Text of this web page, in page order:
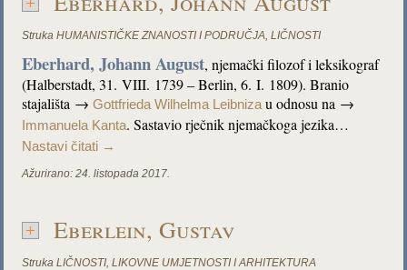
Struka HUMANISTIČKE ZNANOSTI I PODRUČJA,LIČNOSTI
Eberhard, Johann August, njemački filozof i leksikograf
(Halberstadt, 31. VIII. 1739 – Berlin, 6. I. 1809). Branio
stajališta →Gottfrieda Wilhelma Leibniza u odnosu na →
Immanuela Kanta. Sastavio rječnik njemačkoga jezika…
Nastavi čitati →
Ažurirano: 24. listopada 2017.
Eberlein, Gustav
Struka LIČNOSTI,LIKOVNE UMJETNOSTI I ARHITEKTURA